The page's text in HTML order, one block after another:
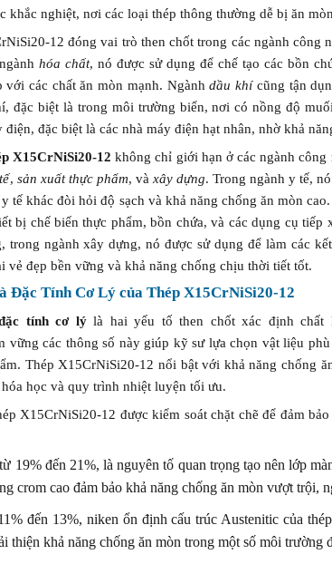
khắc nghiệt, nơi các loại thép thông thường dễ bị ăn
12 đóng vai trò then chốt trong các ngành công
hóa chất, nó được sử dụng để chế tạo các bồn
với các chất ăn mòn mạnh. Ngànhdầu khícũng tận
đặc biệt là trong môi trường biển, nơi có nồng độ
điện, đặc biệt là các nhà máy điện hạt nhân, nhờ khả
X15CrNiSi20-12 không chỉ giới hạn ở các ngành
, sản xuất thực phẩm, và xây dựng. Trong ngành y tế,
tế khác đòi hỏi độ sạch và khả năng chống ăn mòn
bị chế biến thực phẩm, bồn chứa, và các dụng cụ
trong ngành xây dựng, nó được sử dụng để làm các
vẻ đẹp bền vững và khả năng chống chịu thời tiết tốt.
Đặc Tính Cơ Lý của Thép X15CrNiSi20-12
tính cơ lýlà hai yếu tố then chốt xác định chất
vững các thông số này giúp kỹ sư lựa chọn vật liệu
Thép X15CrNiSi20-12 nổi bật với khả năng chống
học và quy trình nhiệt luyện tối ưu.
X15CrNiSi20-12 được kiểm soát chặt chẽ để đảm
19% đến 21%, là nguyên tố quan trọng tạo nên lớp
crom cao đảm bảo khả năng chống ăn mòn vượt trội,
đến 13%, niken ổn định cấu trúc Austenitic của
thiện khả năng chống ăn mòn trong một số môi trường